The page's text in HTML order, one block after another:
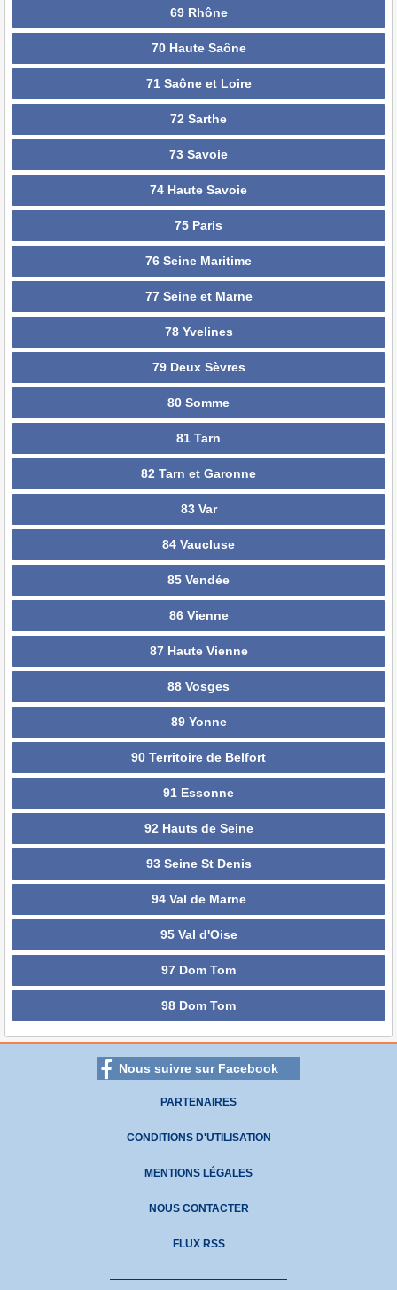
69 Rhône
70 Haute Saône
71 Saône et Loire
72 Sarthe
73 Savoie
74 Haute Savoie
75 Paris
76 Seine Maritime
77 Seine et Marne
78 Yvelines
79 Deux Sèvres
80 Somme
81 Tarn
82 Tarn et Garonne
83 Var
84 Vaucluse
85 Vendée
86 Vienne
87 Haute Vienne
88 Vosges
89 Yonne
90 Territoire de Belfort
91 Essonne
92 Hauts de Seine
93 Seine St Denis
94 Val de Marne
95 Val d'Oise
97 Dom Tom
98 Dom Tom
Nous suivre sur Facebook
PARTENAIRES
CONDITIONS D'UTILISATION
MENTIONS LÉGALES
NOUS CONTACTER
FLUX RSS